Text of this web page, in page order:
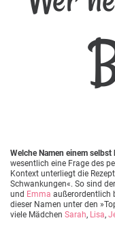
Welche Namen einem
wesentlich eine Frage des
Kontext unterliegt die
Schwankungen«. So sind
und Emma außerordentlich
dieser Namen unter den
viele Mädchen Sarah, Lisa,